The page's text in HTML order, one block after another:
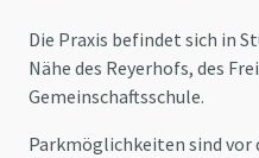
Die Praxis befindet sich in
Nähe des Reyerhofs, des
Gemeinschaftsschule.
Parkmöglichkeiten sind vor